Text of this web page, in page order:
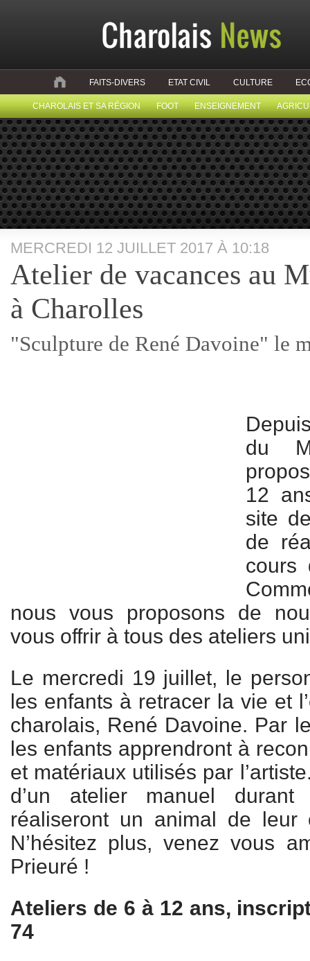
FAITS-DIVERS ETAT CIVIL CULTURE
CHAROLAIS ET SA RÉGION FOOT ENSEIGNEMENT
MERCREDI 12 JUILLET 2017 À 10:18
Atelier de vacances au
à Charolles
"Sculpture de René Davoine" le
du
12
site
de
cours
nous vous proposons de
vous offrir à tous des ateliers
Le mercredi 19 juillet, le
les enfants à retracer la vie et
charolais, René Davoine. Par
les enfants apprendront à
et matériaux utilisés par
d’un atelier manuel
réaliseront un animal de leur
N’hésitez plus, venez vous
Prieuré !
Ateliers de 6 à 12 ans,
74